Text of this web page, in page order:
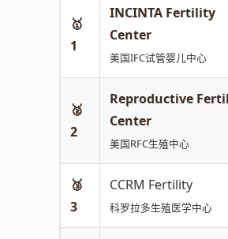
🥇
1
INCINTA Fertility
Center
美国IFC试管婴儿中心
🥈
2
Reproductive
Center
美国RFC生殖中心
🥉
3
CCRM Fertility
科罗拉多生殖医学中心